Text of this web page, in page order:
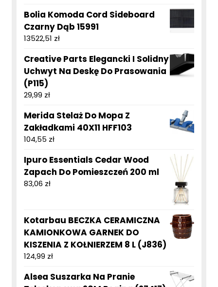
Bolia Komoda Cord Sideboard
Czarny Dąb 15991
13522,51 zł
Creative Parts Elegancki I Solidny
Uchwyt Na Deskę Do Prasowania
(P115)
29,99 zł
Merida Stelaż Do Mopa Z
Zakładkami 40X11 HFF103
104,55 zł
Ipuro Essentials Cedar Wood
Zapach Do Pomieszczeń 200 ml
83,06 zł
Kotarbau BECZKA CERAMICZNA
KAMIONKOWA GARNEK DO
KISZENIA Z KOŁNIERZEM 8 L (J836)
124,99 zł
Alsea Suszarka Na Pranie